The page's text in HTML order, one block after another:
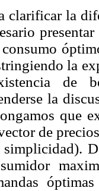
clarificar la
la
de
la
que
de precios